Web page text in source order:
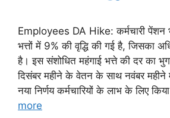
Employees DA Hike: कर्मचारी पेंशन
भत्तों में 9% की वृद्धि की गई है, जिसका
है। इस संशोधित महंगाई भत्ते की दर का
दिसंबर महीने के वेतन के साथ नवंबर महीने
नया निर्णय कर्मचारियों के लाभ के लिए
more